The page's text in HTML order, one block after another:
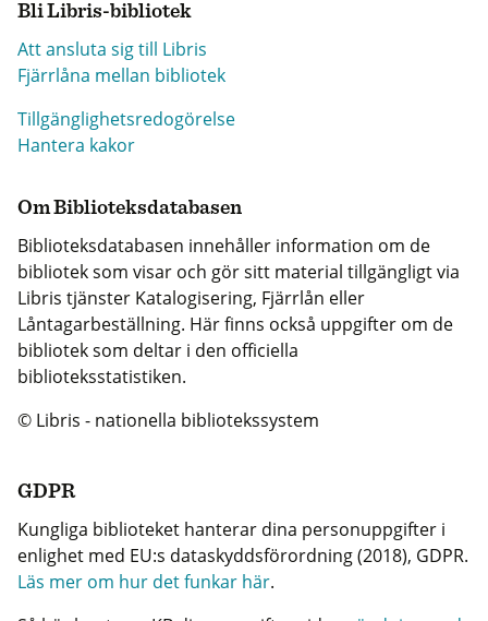
Bli Libris-bibliotek
Att ansluta sig till Libris
Fjärrlåna mellan bibliotek
Tillgänglighetsredogörelse
Hantera kakor
Om Biblioteksdatabasen
Biblioteksdatabasen innehåller information om de
bibliotek som visar och gör sitt material tillgängligt via
Libris tjänster Katalogisering, Fjärrlån eller
Låntagarbeställning. Här finns också uppgifter om de
bibliotek som deltar i den officiella
biblioteksstatistiken.
© Libris - nationella bibliotekssystem
GDPR
Kungliga biblioteket hanterar dina personuppgifter i
enlighet med EU:s dataskyddsförordning (2018), GDPR.
Läs mer om hur det funkar här.